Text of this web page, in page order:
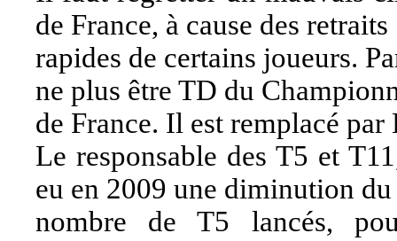
de France, à cause des retraits
rapides de certains joueurs.
ne plus être TD du
de France. Il est remplacé
Le responsable des T5 et
eu en 2009 une diminution du
nombre de T5 lancés,